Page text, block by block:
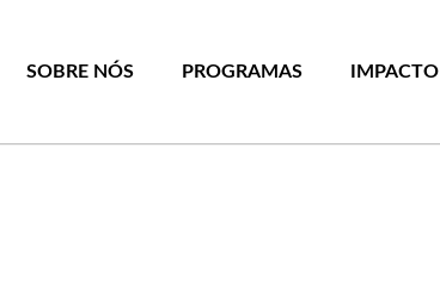
SOBRE NÓS PROGRAMAS IMPACTO